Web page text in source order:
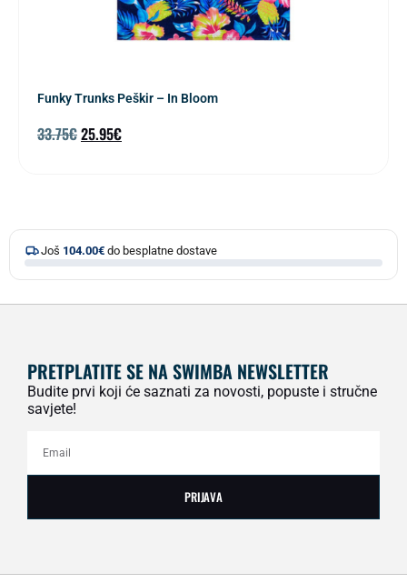
Funky Trunks Peškir – In Bloom
33.75€25.95€
Još 104.00€ do besplatne dostave
PRETPLATITE SE NA SWIMBA NEWSLETTER
Budite prvi koji će saznati za novosti, popuste i stručne
savjete!
PRIJAVA